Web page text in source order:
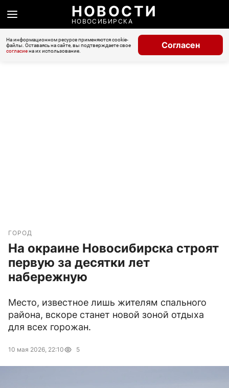
НОВОСТИ
НОВОСИБИРСКА
На информационном ресурсе применяются cookie-
файлы. Оставаясь на сайте, вы подтверждаете свое
согласиена их использование.
Согласен
ГОРОД
На окраине Новосибирска строят
первую за десятки лет
набережную
Место, известное лишь жителям спального
района, вскоре станет новой зоной отдыха
для всех горожан.
10 мая 2026, 22:10 5